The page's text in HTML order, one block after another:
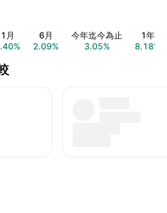
1月
6月
2.09%
今年迄今為止
3.05%
1年
8.18%